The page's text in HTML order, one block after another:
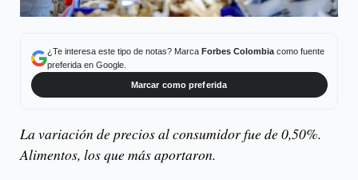
¿Te interesa este tipo de notas? Marca Forbes Colombiacomo fuente
preferida en Google.
Marcar como preferida
La variación de precios al consumidor fue de 0,50%.
Alimentos, los que más aportaron.